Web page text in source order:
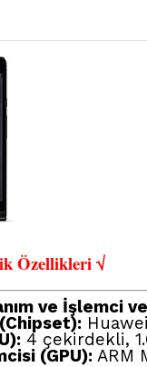
Özellikleri √
ve İşlemci
4 çekirdekli,
(GPU): ARM